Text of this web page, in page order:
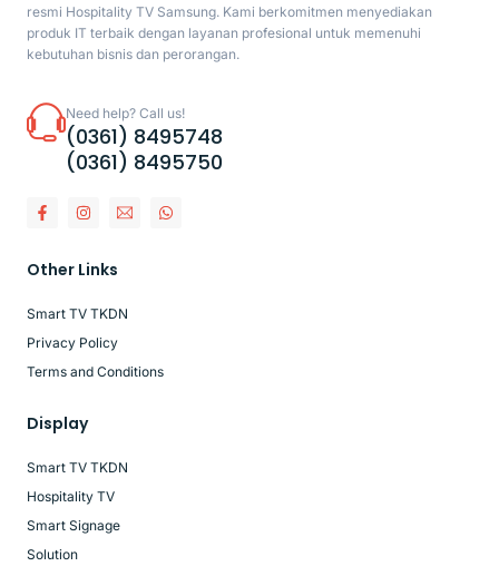
resmi Hospitality TV Samsung. Kami berkomitmen menyediakan
produk IT terbaik dengan layanan profesional untuk memenuhi
kebutuhan bisnis dan perorangan.
Need help? Call us!
(0361) 8495748
(0361) 8495750
Other Links
Smart TV TKDN
Privacy Policy
Terms and Conditions
Display
Smart TV TKDN
Hospitality TV
Smart Signage
Solution